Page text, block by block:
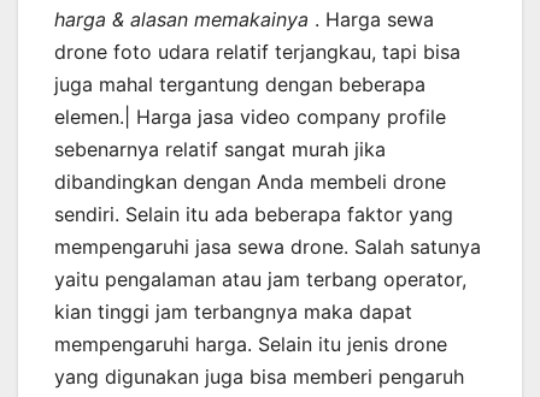
harga & alasan memakainya . Harga sewa
drone foto udara relatif terjangkau, tapi bisa
juga mahal tergantung dengan beberapa
elemen.| Harga jasa video company profile
sebenarnya relatif sangat murah jika
dibandingkan dengan Anda membeli drone
sendiri. Selain itu ada beberapa faktor yang
mempengaruhi jasa sewa drone. Salah satunya
yaitu pengalaman atau jam terbang operator,
kian tinggi jam terbangnya maka dapat
mempengaruhi harga. Selain itu jenis drone
yang digunakan juga bisa memberi pengaruh